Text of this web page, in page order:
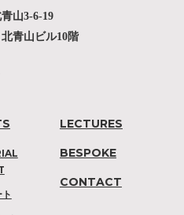
山3-6-19
青山ビル10階
LECTURES
BESPOKE
CONTACT